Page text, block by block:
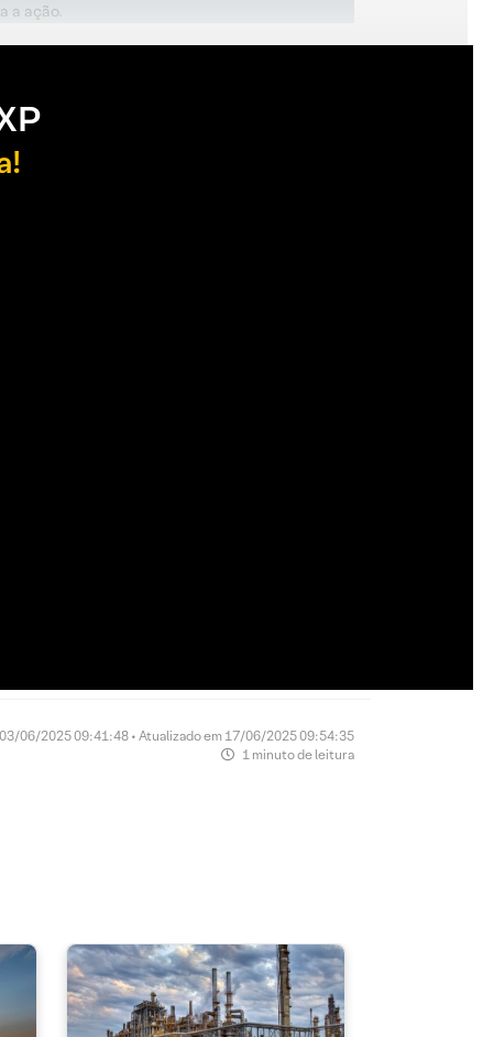
a ação.
03/06/2025 09:41:48 • Atualizado em 17/06/2025 09:54:35
1 minuto de leitura